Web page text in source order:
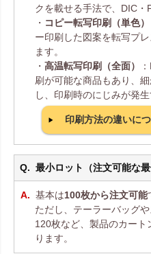
クを載せる手法で、DIC・
・ コピー転写印刷（単色）
ー印刷した図案を転写プ
ます。
・ 高温転写印刷（全面）
刷が可能な商品もあり、
し、印刷時のにじみが発
印刷方法の違いに
最小ロット（注文可能な
基本は100枚から注文可能
ただし、テーラーバッグ
120枚など、製品のカー
ります。